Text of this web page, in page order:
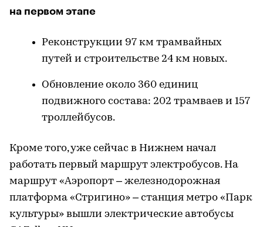
на первом этапе
Реконструкции 97 км трамвайных
путей и строительстве 24 км новых.
Обновление около 360 единиц
подвижного состава: 202 трамваев и 157
троллейбусов.
Кроме того, уже сейчас в Нижнем начал
работать первый маршрут электробусов. На
маршрут «Аэропорт – железнодорожная
платформа «Стригино» – станция метро «Парк
культуры» вышли электрические автобусы